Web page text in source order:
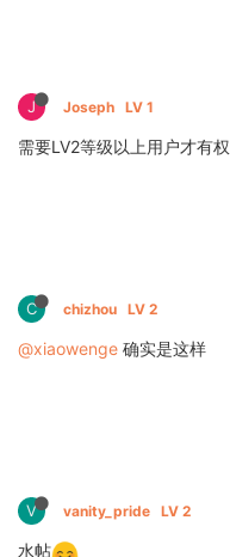
J Joseph LV 1
需要LV2等级以上用户才有
C chizhou LV 2
@xiaowenge 确实是这样
V vanity_pride LV 2
水帖